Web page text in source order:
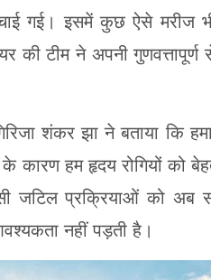
गई। इसमें कुछ ऐसे मरीज
की टीम ने अपनी
शंकर झा ने बताया कि
हम हृदय रोगियों को
जटिल प्रक्रियाओं को अब
नहीं पड़ती है।